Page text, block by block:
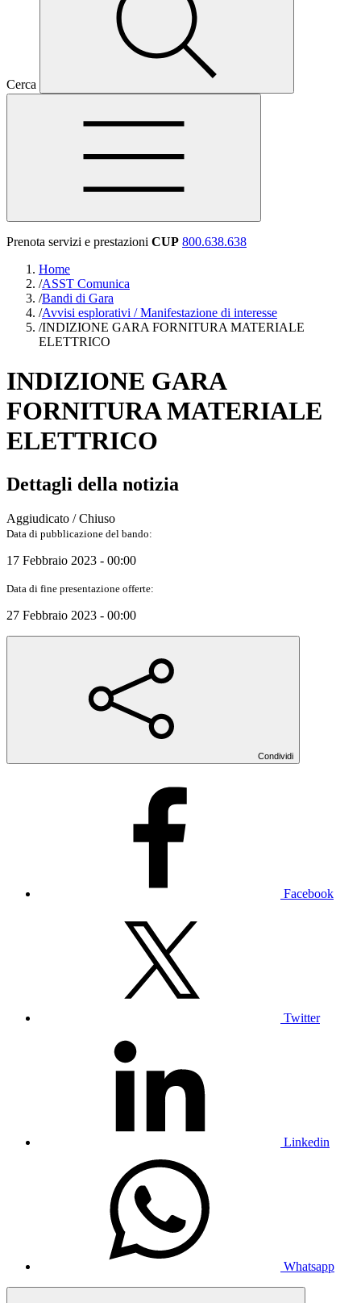
Cerca
Prenota servizi e prestazioni CUP 800.638.638
Home
/ASST Comunica
/Bandi di Gara
/Avvisi esplorativi / Manifestazione di interesse
/INDIZIONE GARA FORNITURA MATERIALE
ELETTRICO
INDIZIONE GARA
FORNITURA MATERIALE
ELETTRICO
Dettagli della notizia
Aggiudicato / Chiuso
Data di pubblicazione del bando:
17 Febbraio 2023 - 00:00
Data di fine presentazione offerte:
27 Febbraio 2023 - 00:00
Condividi
Facebook
Twitter
Linkedin
Whatsapp